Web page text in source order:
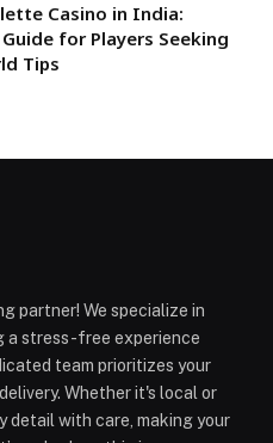
Casino in India:
for Players Seeking
Tips
partner! We specialize in
a stress-free experience
team prioritizes your
Whether it's local or
detail with care, making your